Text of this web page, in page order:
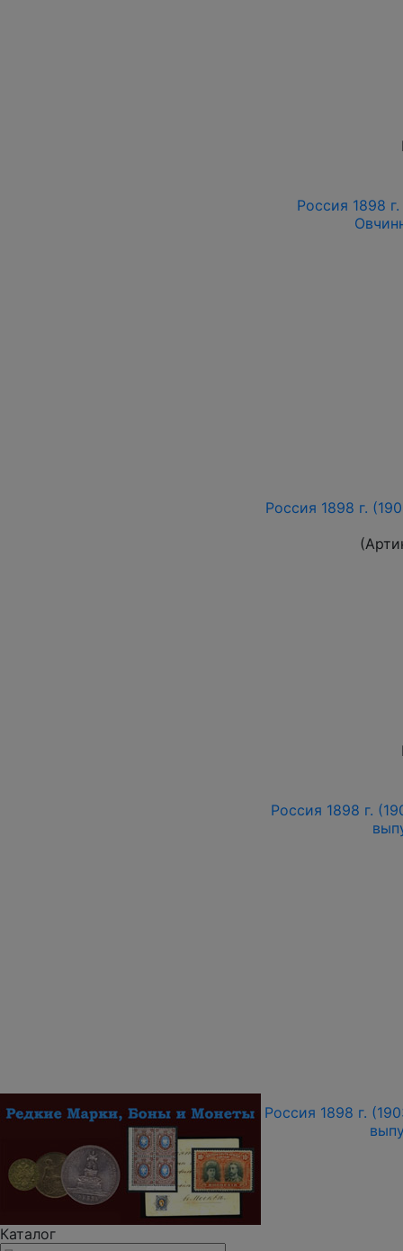
Каталог
Россия 1898
Россия 1898 г.
Россия 1898 г.
Россия 1898 г.